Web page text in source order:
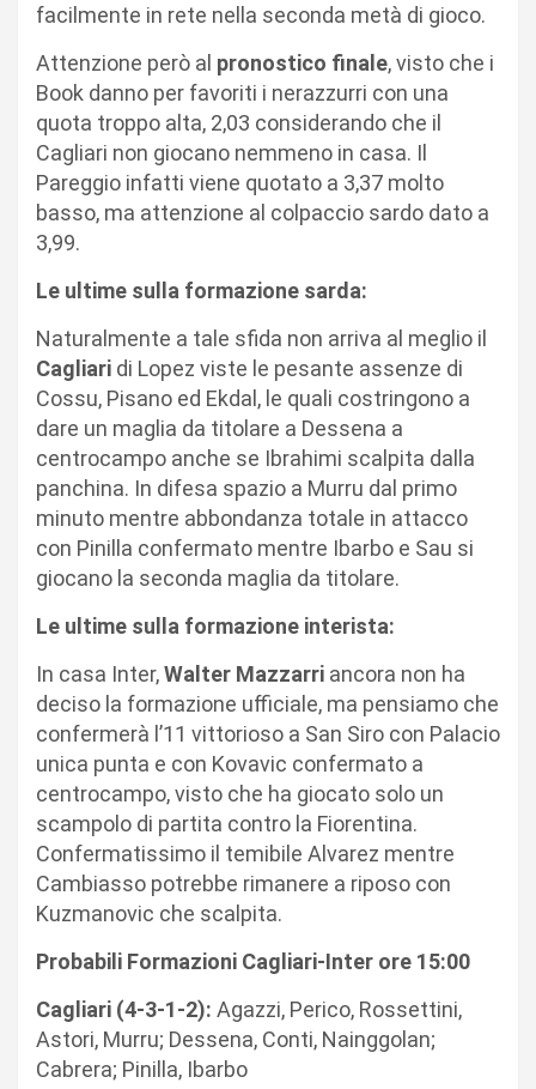
facilmente in rete nella seconda metà di gioco.
Attenzione però al pronostico finale, visto che i
Book danno per favoriti i nerazzurri con una
quota troppo alta, 2,03 considerando che il
Cagliari non giocano nemmeno in casa. Il
Pareggio infatti viene quotato a 3,37 molto
basso, ma attenzione al colpaccio sardo dato a
3,99.
Le ultime sulla formazione sarda:
Naturalmente a tale sfida non arriva al meglio il
Cagliari di Lopez viste le pesante assenze di
Cossu, Pisano ed Ekdal, le quali costringono a
dare un maglia da titolare a Dessena a
centrocampo anche se Ibrahimi scalpita dalla
panchina. In difesa spazio a Murru dal primo
minuto mentre abbondanza totale in attacco
con Pinilla confermato mentre Ibarbo e Sau si
giocano la seconda maglia da titolare.
Le ultime sulla formazione interista:
In casa Inter,Walter Mazzarri ancora non ha
deciso la formazione ufficiale, ma pensiamo che
confermerà l’11 vittorioso a San Siro con Palacio
unica punta e con Kovavic confermato a
centrocampo, visto che ha giocato solo un
scampolo di partita contro la Fiorentina.
Confermatissimo il temibile Alvarez mentre
Cambiasso potrebbe rimanere a riposo con
Kuzmanovic che scalpita.
Probabili Formazioni Cagliari-Inter ore 15:00
Cagliari (4-3-1-2): Agazzi, Perico, Rossettini,
Astori, Murru; Dessena, Conti, Nainggolan;
Cabrera; Pinilla, Ibarbo